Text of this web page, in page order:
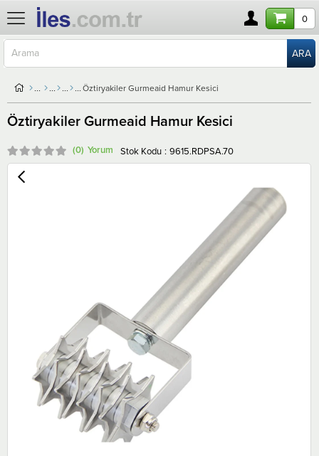
0
Öztiryakiler Gurmeaid Hamur Kesici
Öztiryakiler Gurmeaid Hamur Kesici
(0) Stok Kodu 9615.RDPSA.70